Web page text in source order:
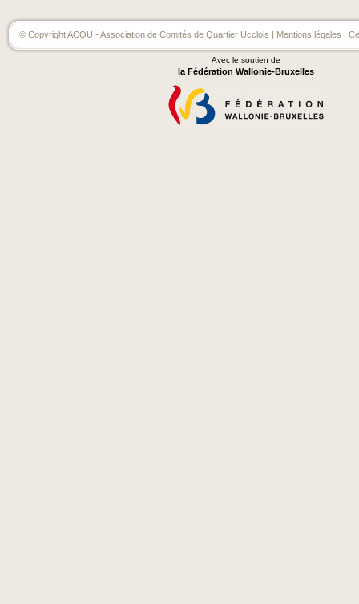
© Copyright ACQU - Association de Comités de Quartier Ucclois | Mentions légales |
Avec le soutien de
la Fédération Wallonie-Bruxelles